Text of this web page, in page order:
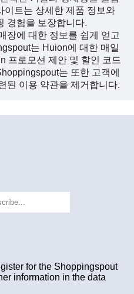
이트는 상세한 제품 정보와
경험을 보장합니다.
장에 대한 정보를 쉽게 얻고
는 Huion에 대한 매일
프로모션 제안 및 할인 코드
는 또한 고객에
된 이용 약관을 제거합니다.
for the Shoppingspout
information in the data